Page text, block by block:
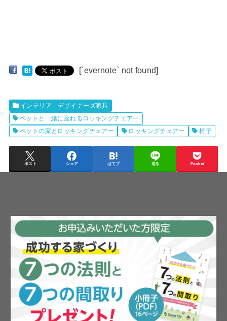
[`evernote` not found]
インテリア デザイナーズ家具
ペットと一緒に座れるロッキングチェアー
ペットの家とロッキングチェアー
ロッキングチェアー 椅子
ポスト シェア はてブ 送る Pocket